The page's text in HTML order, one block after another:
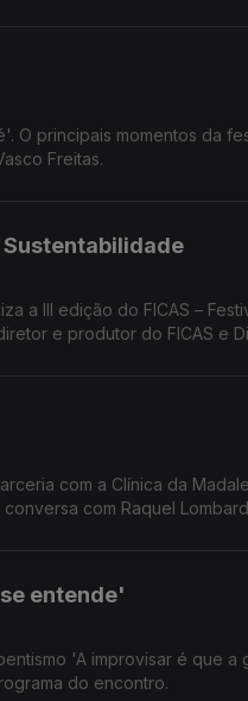
O principais momentos da
Freitas.
Sustentabilidade
a III edição do FICAS –
com Raquel
entende'
'A improvisar é que a
do encontro.